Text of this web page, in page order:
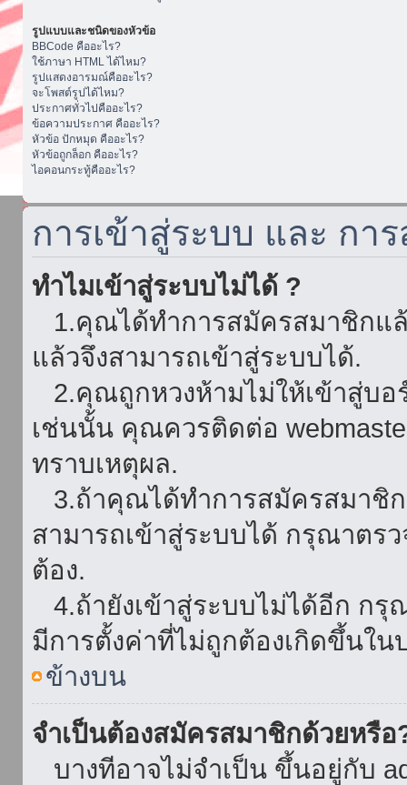
รูปแบบและชนิดของหัวข้อ
BBCode คืออะไร?
ใช้ภาษา HTML ได้ไหม?
รูปแสดงอารมณ์คืออะไร?
จะโพสต์รูปได้ไหม?
ประกาศทั่วไปคืออะไร?
ข้อความประกาศ คืออะไร?
หัวข้อ ปักหมุด คืออะไร?
หัวข้อถูกล็อก คืออะไร?
ไอคอนกระทู้คืออะไร?
การเข้าสู่ระบบ และ กา
ทำไมเข้าสู่ระบบไม่ได้ ?
1.คุณได้ทำการสมัครสมาชิกแ
แล้วจึงสามารถเข้าสู่ระบบได้.
2.คุณถูกหวงห้ามไม่ให้เข้าสู่บอ
เช่นนั้น คุณควรติดต่อ
ทราบเหตุผล.
3.ถ้าคุณได้ทำการสมัครสมาชิ
สามารถเข้าสู่ระบบได้ กรุณาตร
ต้อง.
4.ถ้ายังเข้าสู่ระบบไม่ได้อีก กรุ
มีการตั้งค่าที่ไม่ถูกต้องเกิดขึ้นใน
ข้างบน
จำเป็นต้องสมัครสมาชิกด้วยหรือ
บางทีอาจไม่จำเป็น ขึ้นอยู่กับ